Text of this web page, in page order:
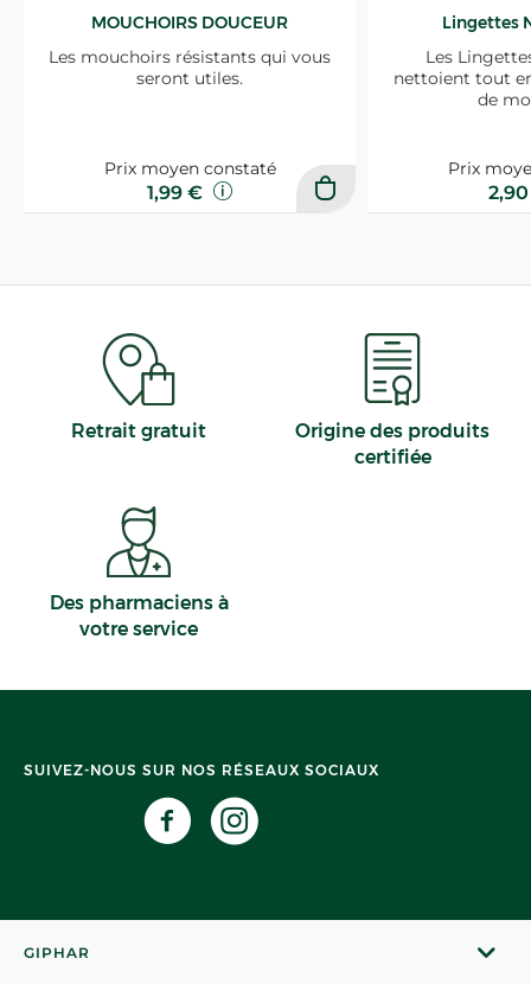
MOUCHOIRS DOUCEUR
Les mouchoirs résistants qui vous
seront utiles.
Prix moyen constaté
1,99 €
Lingettes
Les
nettoient tout
de
Prix
Retrait gratuit
Origine des produits
certifiée
Des pharmaciens à
votre service
SUIVEZ-NOUS SUR NOS RÉSEAUX SOCIAUX
GIPHAR